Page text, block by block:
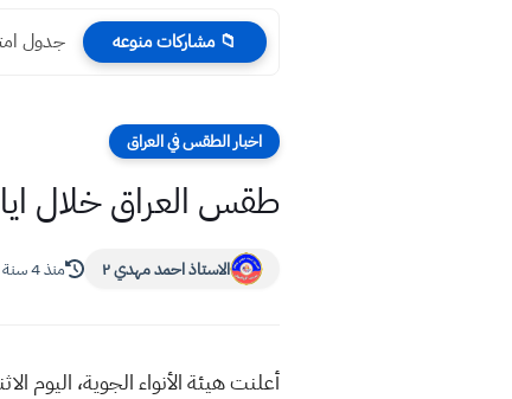
📁 مشاركات منوعه جدول
اخبار الطقس في العراق
طقس العراق خلال ايام
الاستاذ احمد مهدي ٢ منذ 4 سنة
أعلنت هيئة الأنواء الجوية،